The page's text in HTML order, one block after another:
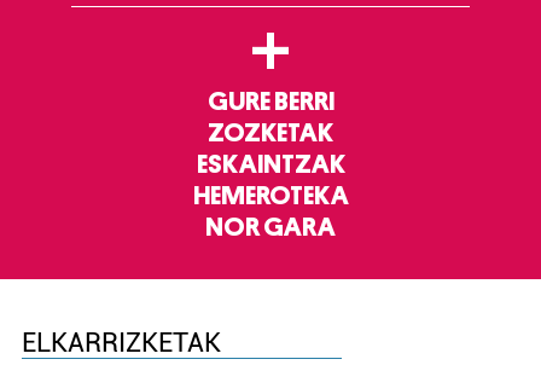
+
GURE BERRI
ZOZKETAK
ESKAINTZAK
HEMEROTEKA
NOR GARA
ELKARRIZKETAK